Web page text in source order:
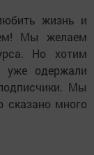
жизнь и
Мы желаем
Но хотим
уже одержали
Мы
сказано много